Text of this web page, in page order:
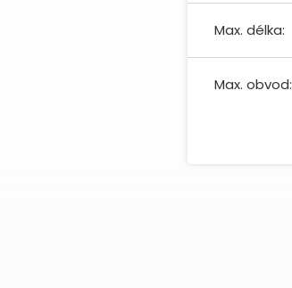
Max. délka:
Max. obvod: